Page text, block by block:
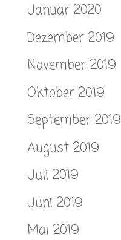
Januar 2020
Dezember 2019
November 2019
Oktober 2019
September 2019
August 2019
Juli 2019
Juni 2019
Mai 2019